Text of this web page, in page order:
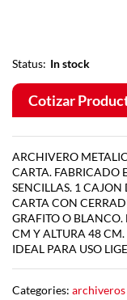
Status: In stock
Cotizar
ARCHIVERO
CARTA. FABRICADO
SENCILLAS. 1
CARTA CON
GRAFITO O
CM Y ALTURA 48 CM.
IDEAL PARA USO
Categories: archiveros